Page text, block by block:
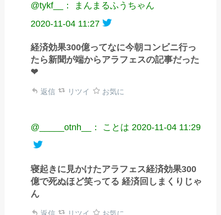
@tykf__： まんまるふうちゃん
2020-11-04 11:27
経済効果300億ってなに今朝コンビニ行っ
たら新聞が端からアラフェスの記事だった
❤
返信 リツイ お気に
@_____otnh__： ことは 2020-11-04 11:29
寝起きに見かけたアラフェス経済効果300
億で死ぬほど笑ってる 経済回しまくりじゃ
ん
返信 リツイ お気に